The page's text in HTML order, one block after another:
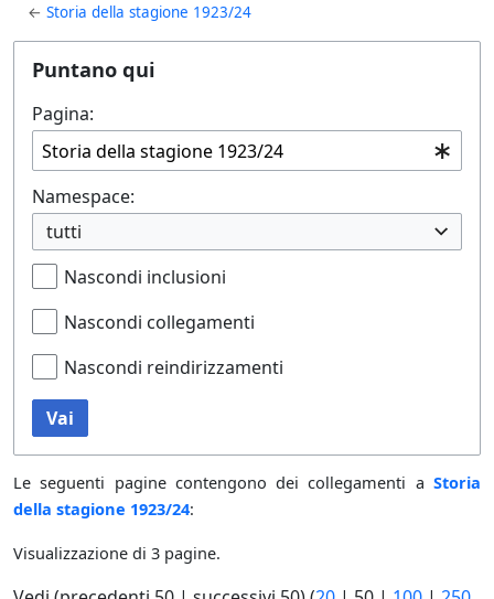
←Storia della stagione 1923/24
Puntano qui
Pagina:
Namespace:
tutti
Nascondi inclusioni
Nascondi collegamenti
Nascondi reindirizzamenti
Vai
Le seguenti pagine contengono dei collegamenti a Storia
della stagione 1923/24:
Visualizzazione di 3 pagine.